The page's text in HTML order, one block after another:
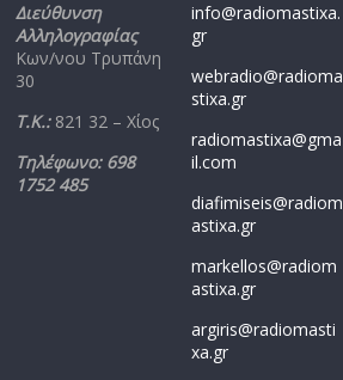
Διεύθυνση
Αλληλογραφίας
Κων/νου Τρυπάνη
30
Τ.Κ.: 821 32 – Χίος
Τηλέφωνο: 698
1752 485
info@radiomastixa.
gr
webradio@radioma
stixa.gr
radiomastixa@gma
il.com
diafimiseis@radiom
astixa.gr
markellos@radiom
astixa.gr
argiris@radiomasti
xa.gr